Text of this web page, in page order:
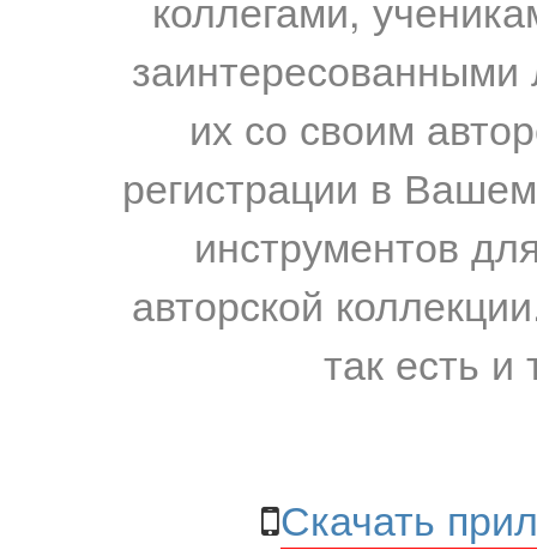
их со своим
регистрации в
инструментов
авторской
так есть и
Скачать